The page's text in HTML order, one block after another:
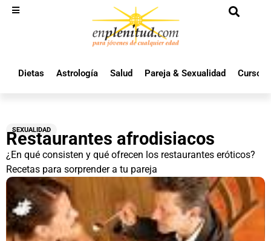
Dietas Astrología Salud Pareja & Sexualidad Cursos
SEXUALIDAD
Restaurantes afrodisiacos
¿En qué consisten y qué ofrecen los restaurantes eróticos?
Recetas para sorprender a tu pareja